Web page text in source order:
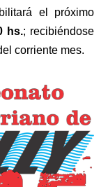
el próximo
hs.; recibiéndose
corriente mes.